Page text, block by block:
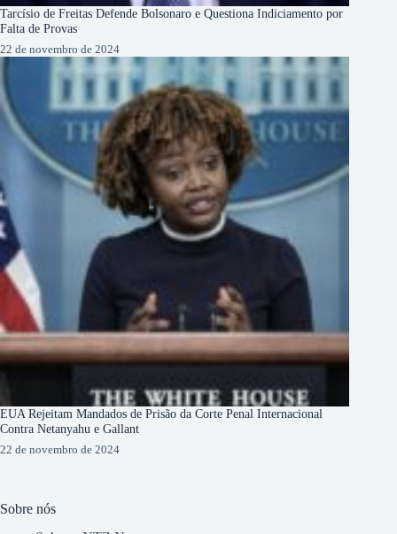
Tarcísio de Freitas Defende Bolsonaro e Questiona Indiciamento por
Falta de Provas
22 de novembro de 2024
EUA Rejeitam Mandados de Prisão da Corte Penal Internacional
Contra Netanyahu e Gallant
22 de novembro de 2024
Sobre nós